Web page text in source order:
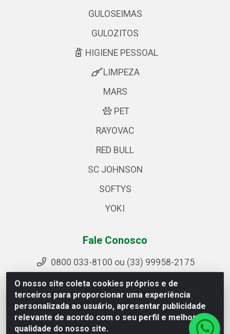
O nosso site coleta cookies próprios e de
terceiros para proporcionar uma experiência
personalizada ao usuário, apresentar publicidade
relevante de acordo com o seu perfil e melhorar a
qualidade do nosso site.
GULOSEIMAS
GULOZITOS
HIGIENE PESSOAL
LIMPEZA
MARS
PET
RAYOVAC
RED BULL
SC JOHNSON
SOFTYS
YOKI
Fale Conosco
0800 033-8100 ou (33) 99958-2175
sac@ipirangamg.com.br
Acompanhe nossas publicações